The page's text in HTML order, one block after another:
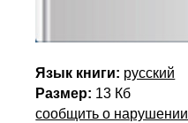
Язык книги: русский
Размер: 13 Кб
сообщить о нарушении